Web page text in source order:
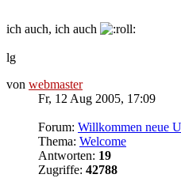
ich auch, ich auch
lg
von webmaster
Fr, 12 Aug 2005, 17:09
Forum: Willkommen neue
Thema: Welcome
Antworten: 19
Zugriffe: 42788